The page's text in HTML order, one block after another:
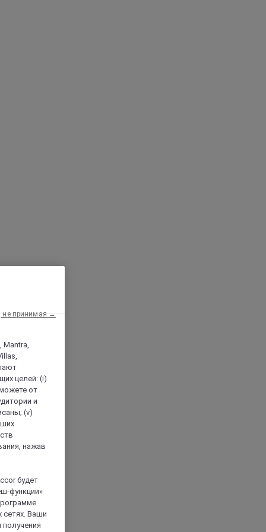
Mantra,
целей: (i)
от
и
(v)
нажав
будет
функции»
сетях. Ваши
не принимая →